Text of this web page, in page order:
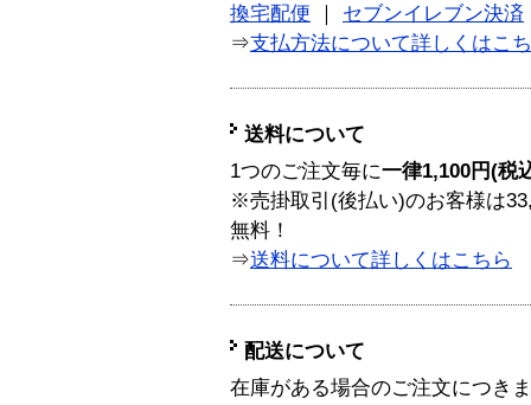
換宅配便
セブンイレブン決済
⇒支払方法について詳しくはこ
送料について
1つのご注文毎に一律1,100円(税
※売掛取引(後払い)のお客様は
無料！
⇒送料について詳しくはこちら
配送について
在庫がある場合のご注文につき